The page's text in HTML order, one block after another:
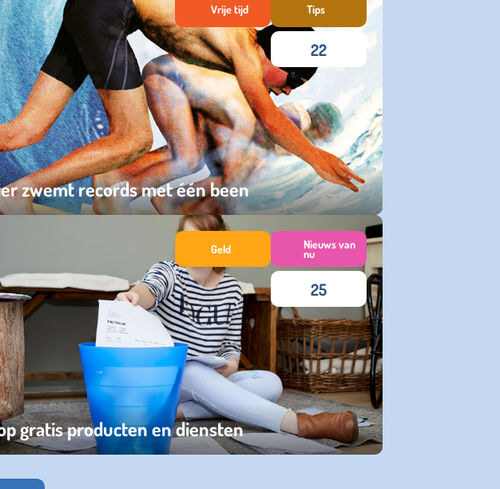
zwemt records met één been
april 2024
Vrije tijd Tips
22
gratis producten en diensten
Geld Nieuws van
nu
25